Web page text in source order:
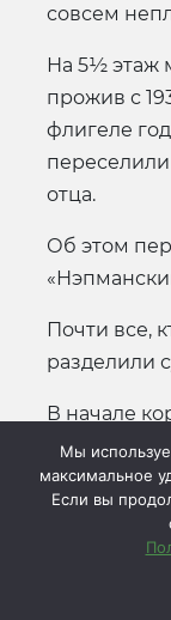
совсем
На 5½ этаж
прожив с
флигеле
переселили
отца.
Об этом
Почти все,
разделили
В начале
семья
женат
Марии
были две
Мы
максимальное
Если вы